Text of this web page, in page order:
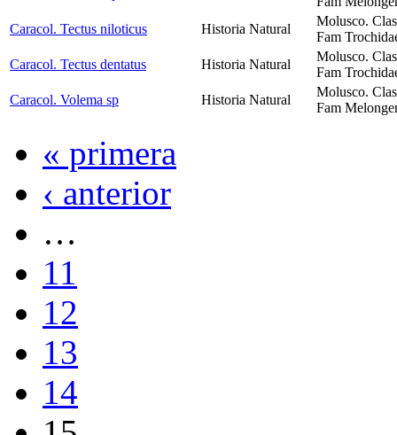
Caracol. Tectus niloticus
Historia Natural
Molusco.
Fam
Caracol. Tectus dentatus
Historia Natural
Molusco.
Fam
Caracol. Volema sp
Historia Natural
Molusco.
Fam
« primera
‹ anterior
…
11
12
13
14